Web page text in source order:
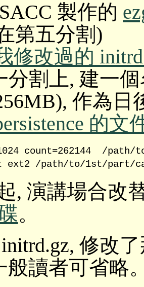
製作的
第五分割)
修改過的
分割上, 建一
作為
的文
count=262144  /
, 演講場合改
。
修改
般讀者可省略